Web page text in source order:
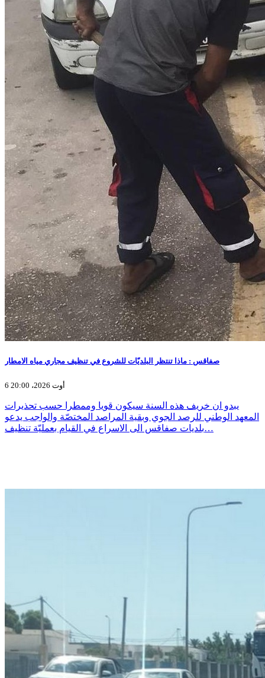
صفاقس : ماذا تنتظر البلديّات للشروع في تنظيف مجاري مياه الامطار
6 أوت 2026، 20:00
يبدو ان خريف هذه السنة سيكون قويا وممطرا حسب تحذيرات
المعهد الوطني للرصد الجوي وبقية المراصد المختصّة والواجب يدعو
بلديات صفاقس الى الاسراع في القيام بعمليّة تنظيف…